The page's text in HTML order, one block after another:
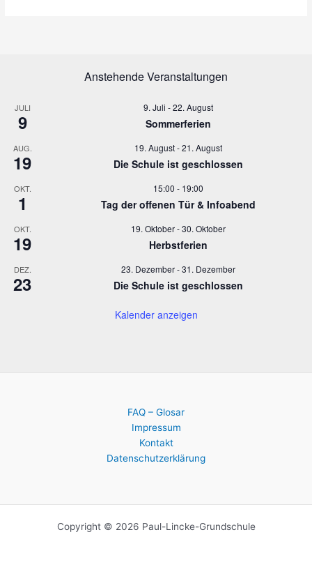
Anstehende Veranstaltungen
JULI
9
9. Juli -22. August
Sommerferien
AUG.
19
19. August-21. August
Die Schule ist geschlossen
OKT.
1
15:00 - 19:00
Tag der offenen Tür & Infoabend
OKT.
19
19. Oktober-30. Oktober
Herbstferien
DEZ.
23
23. Dezember-31. Dezember
Die Schule ist geschlossen
Kalender anzeigen
FAQ – Glosar
Impressum
Kontakt
Datenschutzerklärung
Copyright © 2026 Paul-Lincke-Grundschule